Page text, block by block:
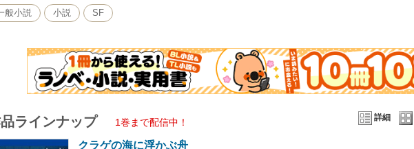
勇作（きたの・ゆうさく）
般小説 小説 SF
詳細
ラインナップ 1巻まで配信中！
クラゲの海に浮かぶ舟